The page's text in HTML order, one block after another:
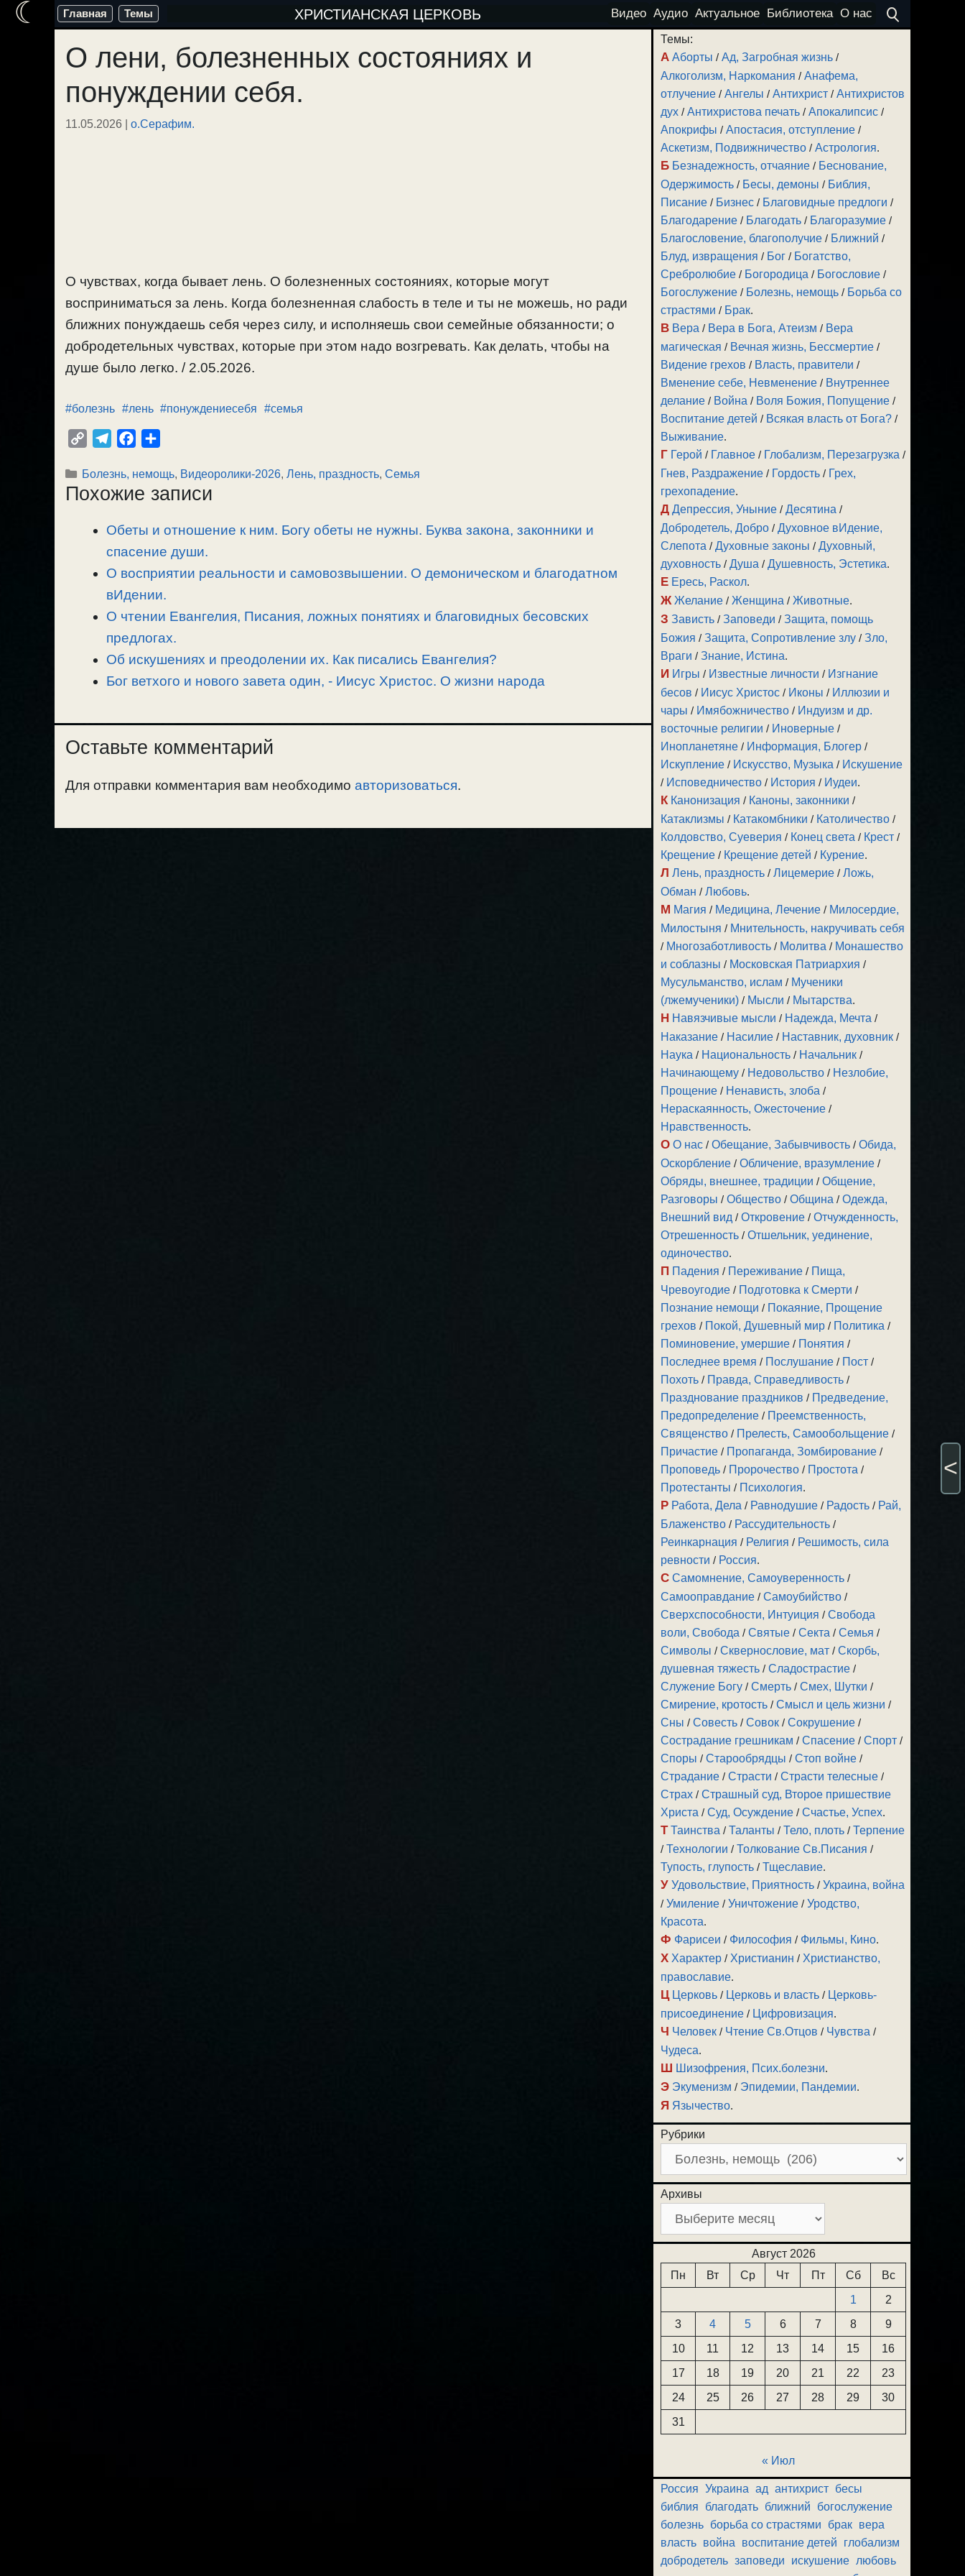
Перейти
содержимому
Главная Темы ХРИСТИАНСКАЯ ЦЕРКОВЬ Видео Аудио Актуальное Библиотека О нас
О лени, болезненных состояниях и
понуждении себя.
11.05.2026 | о.Серафим.
О чувствах, когда бывает лень. О болезненных состояниях, которые могут
восприниматься за лень. Когда болезненная слабость в теле и ты не можешь, но ради
ближних понуждаешь себя через силу, и исполняешь свои семейные обязанности; о
добродетельных чувствах, которые при этом надо возгревать. Как делать, чтобы на
душе было легко. / 2.05.2026.
#болезнь #лень #понуждениесебя #семья
p
y
l
e
r
a
m
c
e
o
o
k
п
р
в
и
т
Рубрики
Болезнь, немощь, Видеоролики-2026, Лень, праздность, Семья
Похожие записи
Обеты и отношение к ним. Богу обеты не нужны. Буква закона, законники и
спасение души.
О восприятии реальности и самовозвышении. О демоническом и благодатном
вИдении.
О чтении Евангелия, Писания, ложных понятиях и благовидных бесовских
предлогах.
Об искушениях и преодолении их. Как писались Евангелия?
Бог ветхого и нового завета один, -­ Иисус Христос. О жизни народа
Оставьте комментарий
Для отправки комментария вам необходимо авторизоваться.
Темы:
А Аборты /Ад, Загробная жизнь /
Алкоголизм, Наркомания /Анафема,
отлучение /Ангелы /Антихрист /Антихристов
дух /Антихристова печать /Апокалипсис /
Апокрифы /Апостасия, отступление /
Аскетизм, Подвижничество /Астрология.
Б Безнадежность, отчаяние / Беснование,
Одержимость / Бесы, демоны / Библия,
Писание / Бизнес / Благовидные предлоги /
Благодарение / Благодать / Благоразумие /
Благословение, благополучие / Ближний /
Блуд, извращения / Бог / Богатство,
Сребролюбие / Богородица / Богословие /
Богослужение / Болезнь, немощь / Борьба со
страстями / Брак.
В Вера / Вера в Бога, Атеизм / Вера
магическая / Вечная жизнь, Бессмертие /
Видение грехов / Власть, правители /
Вменение себе, Невменение / Внутреннее
делание / Война / Воля Божия, Попущение /
Воспитание детей / Всякая власть от Бога? /
Выживание.
Г Герой / Главное / Глобализм, Перезагрузка /
Гнев, Раздражение / Гордость / Грех,
грехопадение.
Д Депрессия, Уныние /Десятина /
Добродетель, Добро /Духовное вИдение,
Слепота /Духовные законы /Духовный,
духовность /Душа /Душевность, Эстетика.
Е Ересь, Раскол.
Ж Желание /Женщина /Животные.
З Зависть /Заповеди /Защита, помощь
Божия /Защита, Сопротивление злу /Зло,
Враги /Знание, Истина.
И Игры / Известные личности / Изгнание
бесов / Иисус Христос / Иконы / Иллюзии и
чары / Имябожничество / Индуизм и др.
восточные религии / Иноверные /
Инопланетяне / Информация, Блогер /
Искупление / Искусство, Музыка / Искушение
/ Исповедничество / История / Иудеи.
К Канонизация / Каноны, законники /
Катаклизмы / Катакомбники / Католичество /
Колдовство, Суеверия / Конец света / Крест /
Крещение / Крещение детей / Курение.
Л Лень, праздность /Лицемерие /Ложь,
Обман /Любовь.
М Магия / Медицина, Лечение / Милосердие,
Милостыня / Мнительность, накручивать себя
/ Многозаботливость / Молитва / Монашество
и соблазны / Московская Патриархия /
Мусульманство, ислам / Мученики
(лжемученики) / Мысли / Мытарства.
Н Навязчивые мысли / Надежда, Мечта /
Наказание / Насилие / Наставник, духовник /
Наука / Национальность / Начальник /
Начинающему / Недовольство / Незлобие,
Прощение / Ненависть, злоба /
Нераскаянность, Ожесточение /
Нравственность.
О О нас /Обещание, Забывчивость /Обида,
Оскорбление /Обличение, вразумление /
Обряды, внешнее, традиции /Общение,
Разговоры /Общество /Община /Одежда,
Внешний вид /Откровение /Отчужденность,
Отрешенность /Отшельник, уединение,
одиночество.
П Падения / Переживание / Пища,
Чревоугодие / Подготовка к Смерти /
Познание немощи / Покаяние, Прощение
грехов / Покой, Душевный мир / Политика /
Поминовение, умершие / Понятия /
Последнее время / Послушание / Пост /
Похоть / Правда, Справедливость /
Празднование праздников / Предведение,
Предопределение / Преемственность,
Священство / Прелесть, Самообольщение /
Причастие / Пропаганда, Зомбирование /
Проповедь / Пророчество / Простота /
Протестанты / Психология.
Р Работа, Дела / Равнодушие / Радость / Рай,
Блаженство / Рассудительность /
Реинкарнация / Религия / Решимость, сила
ревности / Россия.
С Самомнение, Самоуверенность /
Самооправдание /Самоубийство /
Сверхспособности, Интуиция /Свобода
воли, Свобода /Святые /Секта /Семья /
Символы /Сквернословие, мат /Скорбь,
душевная тяжесть /Сладострастие /
Служение Богу /Смерть /Смех, Шутки /
Смирение, кротость /Смысл и цель жизни /
Сны /Совесть /Совок /Сокрушение /
Сострадание грешникам /Спасение /Спорт /
Споры /Старообрядцы /Стоп войне /
Страдание /Страсти /Страсти телесные /
Страх /Страшный суд, Второе пришествие
Христа /Суд, Осуждение /Счастье, Успех.
Т Таинства /Таланты /Тело, плоть /Терпение
/Технологии /Толкование Св.Писания /
Тупость, глупость /Тщеславие.
У Удовольствие, Приятность /Украина, война
/Умиление /Уничтожение /Уродство,
Красота.
Ф Фарисеи / Философия / Фильмы, Кино.
Х Характер / Христианин / Христианство,
православие.
Ц Церковь / Церковь и власть / Церковь-
присоединение / Цифровизация.
Ч Человек / Чтение Св.Отцов / Чувства /
Чудеса.
Ш Шизофрения, Псих.болезни.
Э Экуменизм / Эпидемии, Пандемии.
Я Язычество.
Рубрики
Архивы
Август 2026
Пн
Вт Ср Чт Пт Сб
Вс
1
2
3
4 5 6 7 8
9
10
11 12 13 14 15
16
17
18 19 20 21 22
23
24
25 26 27 28 29
30
31
« Июл
Россия Украина ад антихрист бесы
библия
благодать ближний
богослужение
болезнь борьба со страстями брак вера
власть война воспитание детей
глобализм
добродетель заповеди искушение любовь
☾
<